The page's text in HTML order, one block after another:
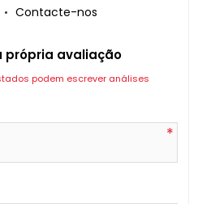
Contacte-nos
própria avaliação
podem escrever análises
*